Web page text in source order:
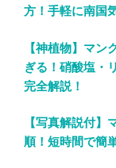
方！手軽に南国
【神植物】マ
ぎる！硝酸塩・
完全解説！
【写真解説付
順！短時間で簡